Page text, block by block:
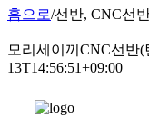
홈으로/선반, CNC선
모리세이끼CNC선반(
13T14:56:51+09:00